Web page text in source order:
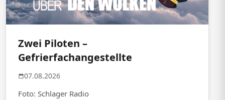
Zwei Piloten –
Gefrierfachangestellte
07.08.2026
Foto: Schlager Radio